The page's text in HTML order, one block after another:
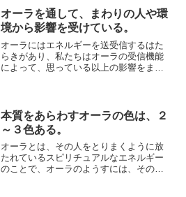
オーラを通して、まわりの人や環
境から影響を受けている。
オーラにはエネルギーを送受信するはた
らきがあり、私たちはオーラの受信機能
によって、思っている以上の影響をまわ
本質をあらわすオーラの色は、２
～３色ある。
オーラとは、その人をとりまくように放
たれているスピリチュアルなエネルギー
のことで、オーラのようすには、その人